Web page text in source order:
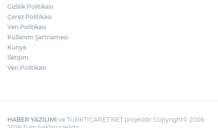
Gizlilik Politikası
Çerez Politikası
Veri Politikası
Kullanım Şartnamesi
Künye
İletişim
Veri Politikası
HABER YAZILIMI ve TURKTICARET.NET projesidir Copyright© 2006-